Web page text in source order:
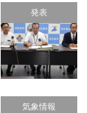
発表
気象情報